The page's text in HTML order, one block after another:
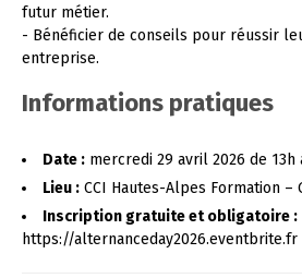
futur métier.
- Bénéficier de conseils pour réussir
entreprise.
Informations pratiques
Date : mercredi 29 avril 2026 de 13h
Lieu : CCI Hautes-Alpes Formation –
Inscription gratuite et obligatoire :
https://alternanceday2026.eventbrite.fr